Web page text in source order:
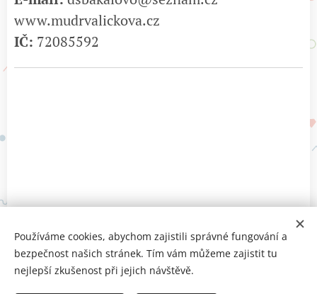
www.mudrvalickova.cz
IČ: 72085592
Používáme cookies, abychom zajistili správné fungování a
bezpečnost našich stránek. Tím vám můžeme zajistit tu
nejlepší zkušenost při jejich návštěvě.